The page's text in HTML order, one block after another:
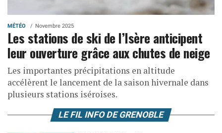
MÉTÉO Novembre 2025
Les stations de ski de l’Isère anticipent
leur ouverture grâce aux chutes de neige
Les importantes précipitations en altitude
accélèrent le lancement de la saison hivernale dans
plusieurs stations iséroises.
LE FIL INFO DE GRENOBLE